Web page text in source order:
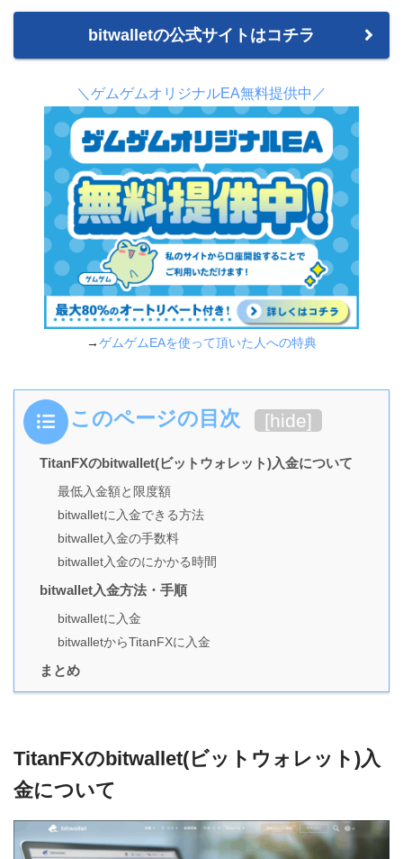
bitwalletの公式サイトはコチラ
＼ゲムゲムオリジナルEA無料提供中／
→ゲムゲムEAを使って頂いた人への特典
このページの目次 [hide]
TitanFXのbitwallet(ビットウォレット)入金について
最低入金額と限度額
bitwalletに入金できる方法
bitwallet入金の手数料
bitwallet入金のにかかる時間
bitwallet入金方法・手順
bitwalletに入金
bitwalletからTitanFXに入金
まとめ
TitanFXのbitwallet(ビットウォレット)入
金について